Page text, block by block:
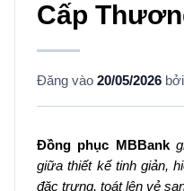
Cấp
Đăng vào 20/05/2026 bởi
Đồng phục MBBank
giữa thiết kế tinh giản,
đặc trưng, toát lên vẻ